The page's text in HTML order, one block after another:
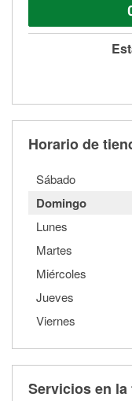
Horario de
Sábado
Domingo
Lunes
Martes
Miércoles
Jueves
Viernes
Servicios en la